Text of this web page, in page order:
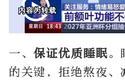
一、 保证优质睡眠。
的关键，拒绝熬夜、